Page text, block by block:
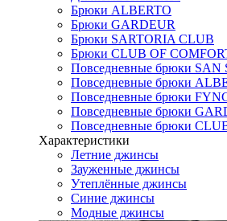
Брюки ALBERTO
Брюки GARDEUR
Брюки SARTORIA CLUB
Брюки CLUB OF
Повседневные брюки SAN
Повседневные брюки
Повседневные брюки
Повседневные брюки
Повседневные брюки
Характеристики
Летние джинсы
Зауженные джинсы
Утеплённые джинсы
Синие джинсы
Модные джинсы